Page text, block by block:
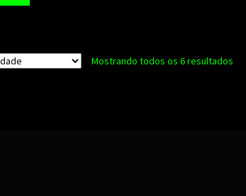
Mostrando todos os 6 resultados